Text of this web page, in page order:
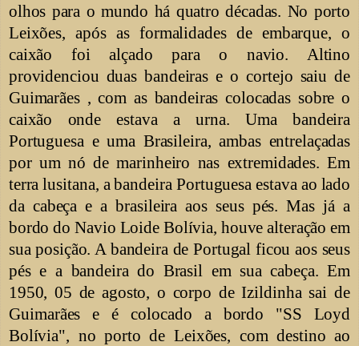
olhos para o mundo há quatro décadas. No porto
Leixões, após as formalidades de embarque, o
caixão foi alçado para o navio. Altino
providenciou duas bandeiras e o cortejo saiu de
Guimarães , com as bandeiras colocadas sobre o
caixão onde estava a urna. Uma bandeira
Portuguesa e uma Brasileira, ambas entrelaçadas
por um nó de marinheiro nas extremidades. Em
terralusitana, a bandeira Portuguesa estava ao lado
da cabeça e a brasileira aos seus pés. Mas já a
bordo do Navio Loide Bolívia, houve alteração em
sua posição. A bandeira de Portugal ficou aos seus
pés e a bandeira do Brasil em sua cabeça. Em
1950, 05 de agosto, o corpo deIzildinha sai de
Guimarães e é colocado a bordo "SS Loyd
Bolívia", no porto de Leixões, com destino ao